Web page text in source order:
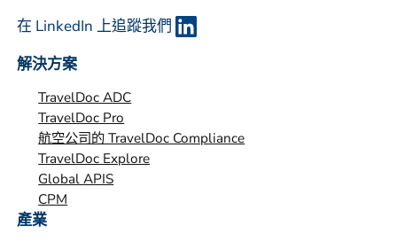
在 LinkedIn 上追蹤我們
解決方案
TravelDoc ADC
TravelDoc Pro
航空公司的 TravelDoc Compliance
TravelDoc Explore
Global APIS
CPM
產業